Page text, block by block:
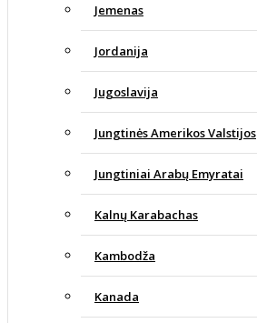
Jemenas
Jordanija
Jugoslavija
Jungtinės Amerikos Valstijos
Jungtiniai Arabų Emyratai
Kalnų Karabachas
Kambodža
Kanada